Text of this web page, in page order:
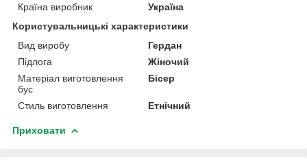
Країна виробник
Україна
Користувальницькі характеристики
Вид виробу
Гердан
Підлога
Жіночий
Матеріал виготовлення
бус
Бісер
Стиль виготовлення Етнічний
Приховати